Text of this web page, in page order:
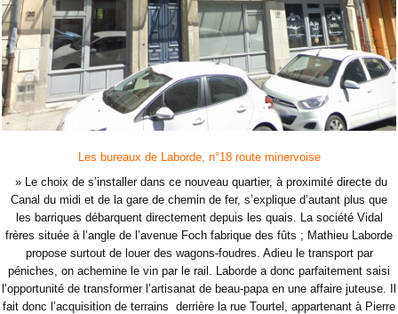
Les bureaux de Laborde, n°18 route minervoise
» Le choix de s’installer dans ce nouveau quartier, à proximité directe du
Canal du midi et de la gare de chemin de fer, s’explique d’autant plus que
les barriques débarquent directement depuis les quais. La société Vidal
frères située à l’angle de l’avenue Foch fabrique des fûts ; Mathieu Laborde
propose surtout de louer des wagons-foudres. Adieu le transport par
péniches, on achemine le vin par le rail. Laborde a donc parfaitement saisi
l’opportunité de transformer l’artisanat de beau-papa en une affaire juteuse. Il
fait donc l’acquisition de terrains derrière la rue Tourtel, appartenant à Pierre